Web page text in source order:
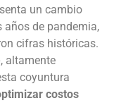
un cambio
de pandemia,
cifras históricas.
, altamente
coyuntura
costos